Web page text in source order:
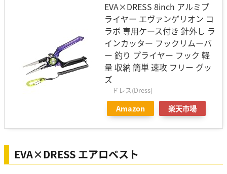
EVA×DRESS 8inch アルミプ
ライヤー エヴァンゲリオン コ
ラボ 専用ケース付き 針外し ラ
インカッター フックリムーバ
ー 釣り プライヤー フック 軽
量 収納 簡単 速攻 フリー グッ
ズ
ドレス(Dress)
Amazon 楽天市場
EVA×DRESS エアロベスト